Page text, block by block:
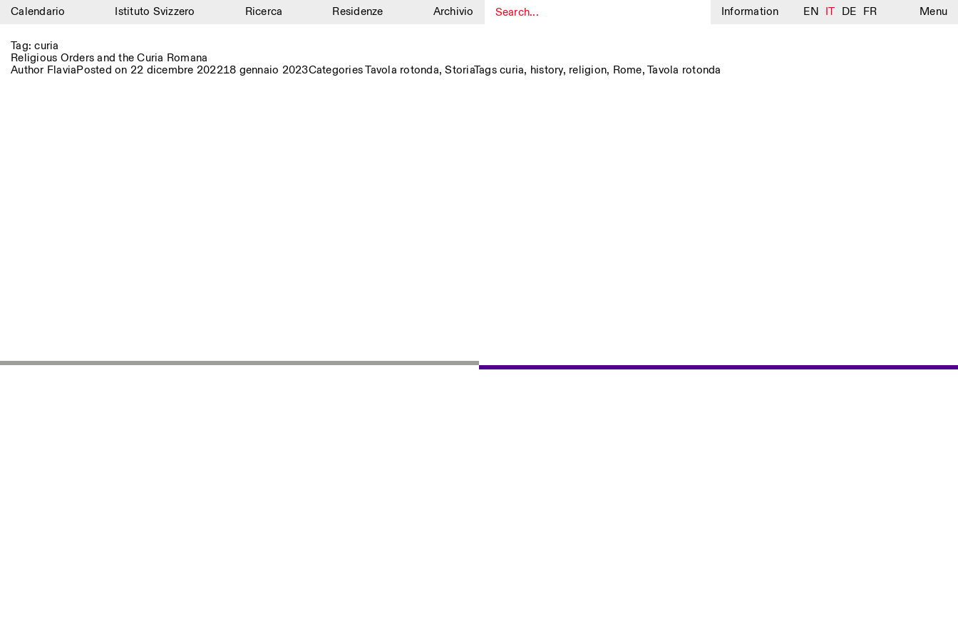
Calendario Istituto Svizzero Ricerca Residenze Archivio Information EN IT DE FR Menu
Calendario
Istituto Svizzero
NEWSLETTER
Tag:curia
Religious Orders and the Curia Romana
Author FlaviaPosted on 22 dicembre 202218 gennaio 2023CategoriesTavola rotonda,StoriaTags curia, history, religion, Rome, Tavola rotonda